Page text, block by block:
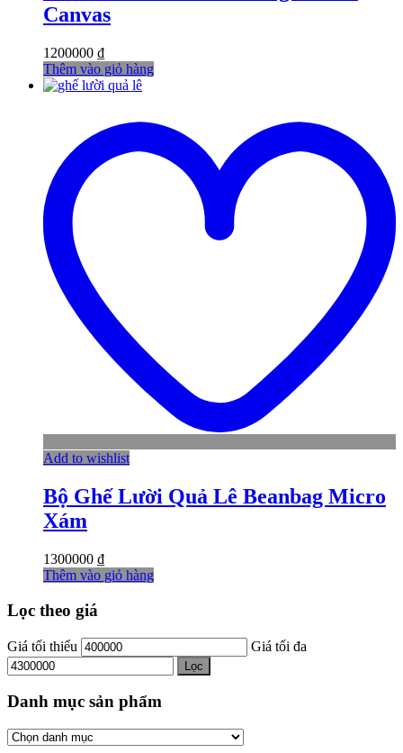
Canvas
1200000 ₫
Thêm vào giỏ hàng
Add to wishlist
Bộ Ghế Lười Quả Lê Beanbag Micro
Xám
1300000 ₫
Thêm vào giỏ hàng
Lọc theo giá
Giá tối thiểu Giá tối đa
Lọc
Danh mục sản phẩm